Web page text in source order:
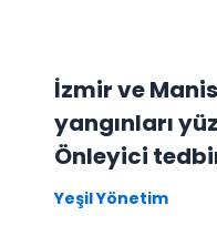
İzmir ve
yangınları
Önleyici
Yeşil Yönetim